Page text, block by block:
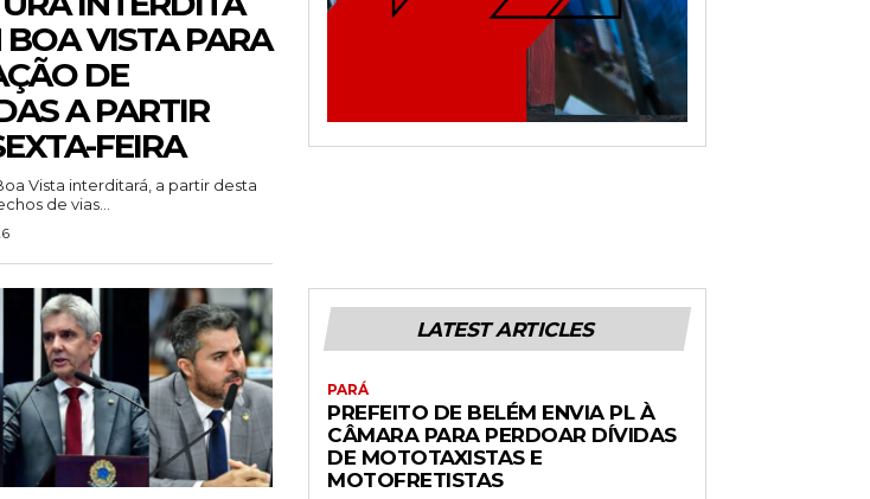
BOA VISTA PARA
DE
A PARTIR
FEIRA
Vista interditará, a partir desta
de vias...
LATEST ARTICLES
PARÁ
PREFEITO DE BELÉM ENVIA PL À
CÂMARA PARA PERDOAR DÍVIDAS
DE MOTOTAXISTAS E
MOTOFRETISTAS